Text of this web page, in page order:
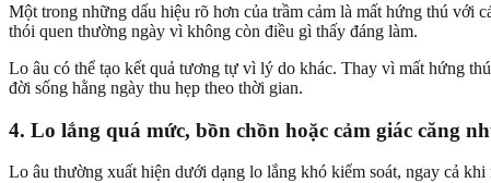
Một trong những dấu hiệu rõ hơn của trầm cảm là mất hứng thú với
thói quen thường ngày vì không còn điều gì thấy đáng làm.
Lo âu có thể tạo kết quả tương tự vì lý do khác. Thay vì mất hứng
đời sống hằng ngày thu hẹp theo thời gian.
4. Lo lắng quá mức, bồn chồn hoặc cảm giác căng
Lo âu thường xuất hiện dưới dạng lo lắng khó kiểm soát, ngay cả